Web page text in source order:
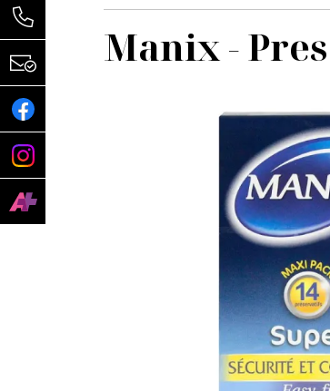
Manix -